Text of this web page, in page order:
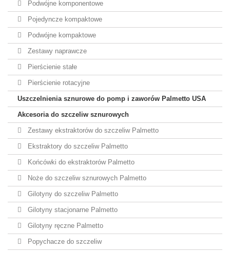
Podwójne komponentowe
Pojedyncze kompaktowe
Podwójne kompaktowe
Zestawy naprawcze
Pierścienie stałe
Pierścienie rotacyjne
Uszczelnienia sznurowe do pomp i zaworów Palmetto USA
Akcesoria do szczeliw sznurowych
Zestawy ekstraktorów do szczeliw Palmetto
Ekstraktory do szczeliw Palmetto
Końcówki do ekstraktorów Palmetto
Noże do szczeliw sznurowych Palmetto
Gilotyny do szczeliw Palmetto
Gilotyny stacjonarne Palmetto
Gilotyny ręczne Palmetto
Popychacze do szczeliw